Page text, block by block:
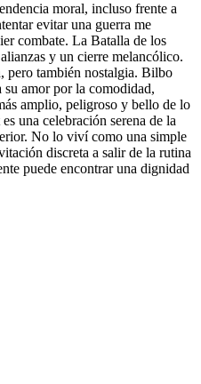
moral, incluso frente a
evitar una guerra me
combate. La Batalla de los
y un cierre melancólico.
pero también nostalgia. Bilbo
su amor por la comodidad,
amplio, peligroso y bello de lo
una celebración serena de la
No lo viví como una simple
discreta a salir de la rutina
puede encontrar una dignidad